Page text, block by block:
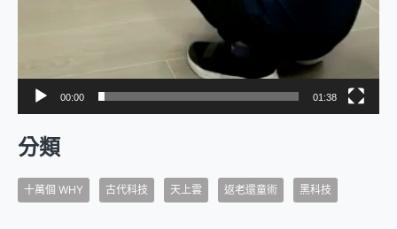
00:00 01:38
分類
十萬個 WHY 古代科技 天上雲 返老還童術 黑科技